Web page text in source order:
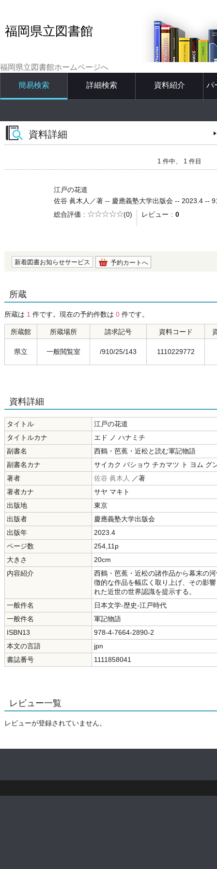
福岡県立図書館
福岡県立図書館ホームページへ
簡易検索 詳細検索 資料紹介 パ
資料詳細
1 件中、 1 件目
江戸の花道
佐谷 眞木人／著 -- 慶應義塾大学出版会 -- 2023.4 --
総合評価
5段階評価
(0) レビュー 0
新着図書お知らせサービス 予約カートへ
所蔵
所蔵は 1 件です。現在の予約件数は 0 件です。
所蔵館 所蔵場所 請求記号 資料コード
県立 一般閲覧室 /910/25/143 1110229772
資料詳細
タイトル
江戸の花道
タイトルカナ
エド ノ ハナミチ
副書名
西鶴・芭蕉・近松と読む軍記物語
副書名カナ
サイカク バショウ チカマツ ト ヨム グ
著者
佐谷 眞木人
／著
著者カナ
サヤ マキト
出版地
東京
出版者
慶應義塾大学出版会
出版年
2023.4
ページ数
254,11p
大きさ
20cm
内容紹介
西鶴・芭蕉・近松の諸作品から幕末の
徴的な作品を幅広く取り上げ、その影
れた近世の世界認識を提示する。
一般件名
日本文学-歴史-江戸時代
一般件名
軍記物語
ISBN13
978-4-7664-2890-2
本文の言語
jpn
書誌番号
1111858041
レビュー一覧
レビューが登録されていません。